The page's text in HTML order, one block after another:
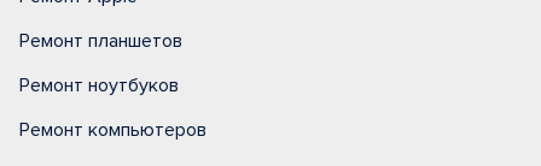
Ремонт планшетов
Ремонт ноутбуков
Ремонт компьютеров